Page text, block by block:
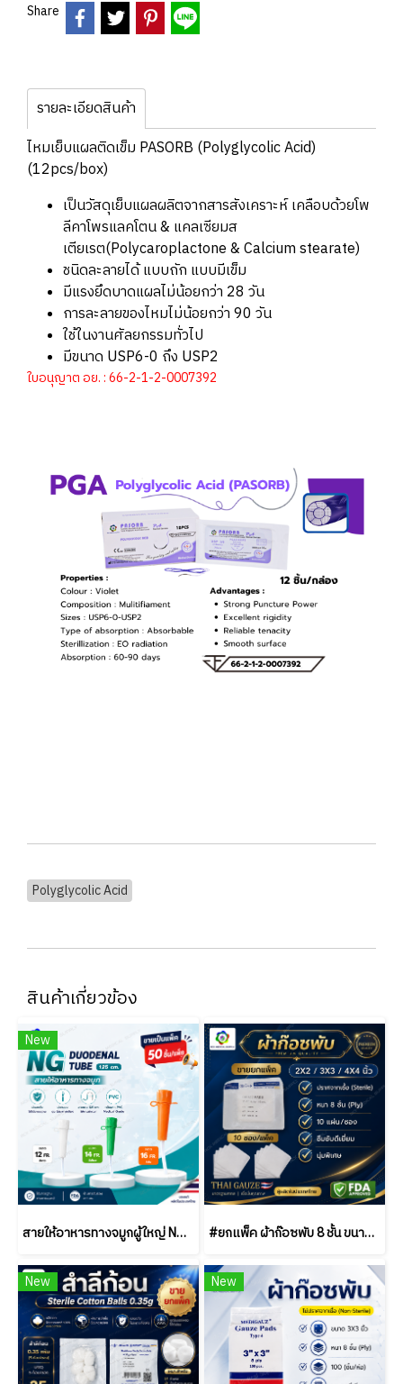
Share
รายละเอียดสินค้า
ไหมเย็บแผลติดเข็ม PASORB (Polyglycolic Acid)
(12pcs/box)
เป็นวัสดุเย็บแผลผลิตจากสารสังเคราะห์ เคลือบด้วยโพ
ลีคาโพรแลคโตน & แคลเซียมส
เตียเรต(Polycaroplactone & Calcium stearate)
ชนิดละลายได้ แบบถัก แบบมีเข็ม
มีแรงยึดบาดแผลไม่น้อยกว่า 28 วัน
การละลายของไหมไม่น้อยกว่า 90 วัน
ใช้ในงานศัลยกรรมทั่วไป
มีขนาด USP6-0 ถึง USP2
ใบอนุญาต อย. : 66-2-1-2-0007392
Polyglycolic Acid
สินค้าเกี่ยวข้อง
New
สายให้อาหารทางจมูกผู้ใหญ่ NG Duodenal Tube 125 ซม. เบอร์ 12/14/16 | Medical Grade PVC | ขายยกแพ็ค (50 ชิ้น) #ยกแพ็ค ผ้าก๊อซพับ 8 ชั้น ขนาด 2x2 / 3x3 / 4x4 นิ้ว (10 ซอง/แพ็ค) ชนิดสเตอร์ไรด์ THAI GAUZE
New New